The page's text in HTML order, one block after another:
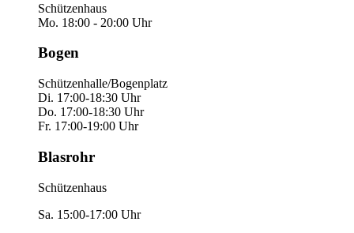
Schützenhaus
Mo. 18:00 - 20:00 Uhr
Bogen
Schützenhalle/Bogenplatz
Di. 17:00-18:30 Uhr
Do. 17:00-18:30 Uhr
Fr. 17:00-19:00 Uhr
Blasrohr
Schützenhaus
Sa. 15:00-17:00 Uhr